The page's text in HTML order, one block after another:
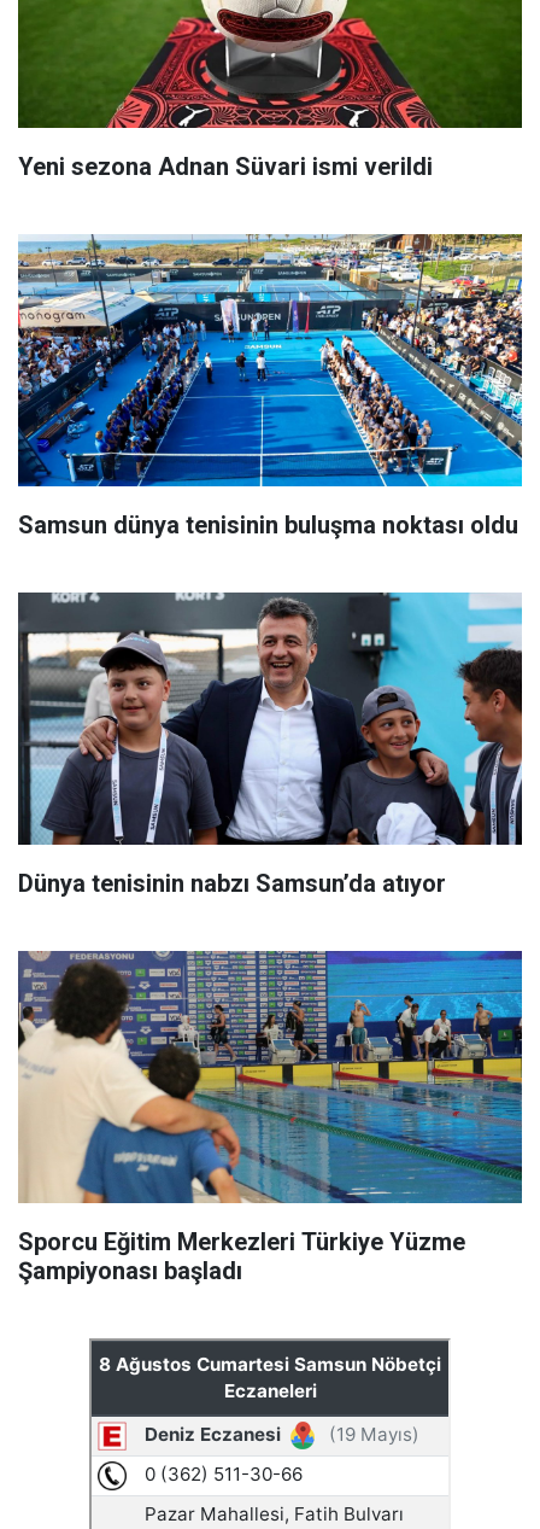
Yeni sezona Adnan Süvari ismi verildi
Samsun dünya tenisinin buluşma noktası oldu
Dünya tenisinin nabzı Samsun’da atıyor
Sporcu Eğitim Merkezleri Türkiye Yüzme
Şampiyonası başladı